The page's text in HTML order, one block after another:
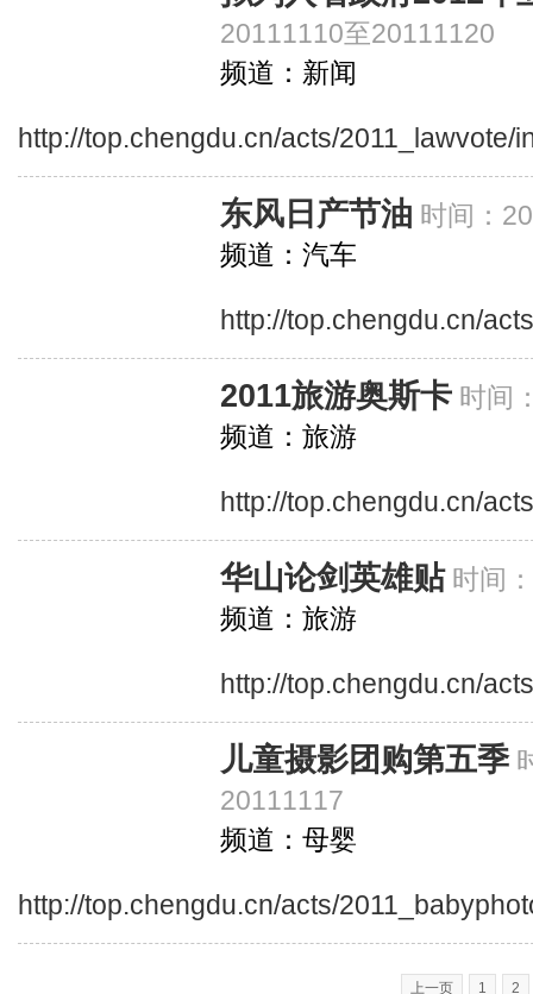
20111110至20111120
频道：新闻
http://top.chengdu.cn/acts/2011_lawvote/
东风日产节油 时间：
频道：汽车
http://top.chengdu.cn/
2011旅游奥斯卡 时间
频道：旅游
http://top.chengdu.cn/
华山论剑英雄贴 时间
频道：旅游
http://top.chengdu.cn/
儿童摄影团购第五季
20111117
频道：母婴
http://top.chengdu.cn/acts/
上一页 1 2